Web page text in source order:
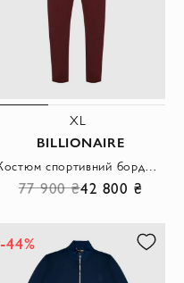
XL
BILLIONAIRE
77 900 ₴42 800 ₴
-44%